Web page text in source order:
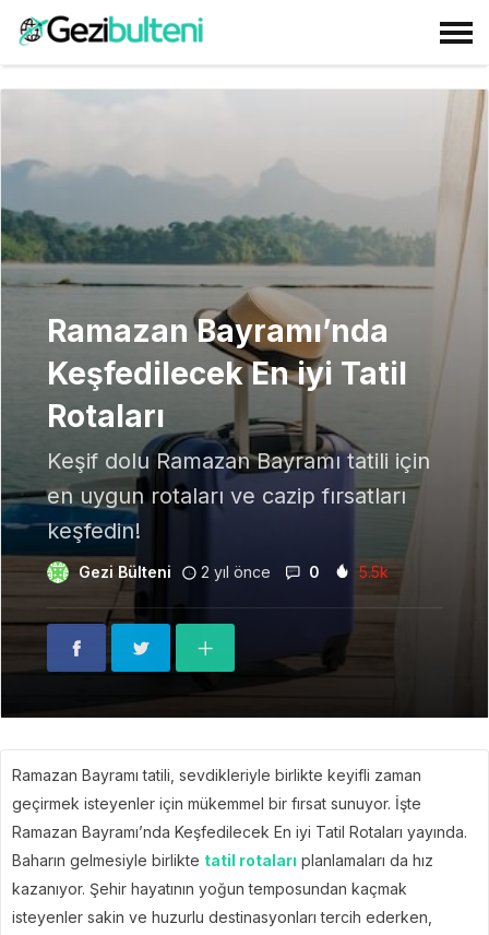
Ramazan Bayramı’nda
Keşfedilecek En iyi Tatil
Rotaları
Keşif dolu Ramazan Bayramı tatili için
en uygun rotaları ve cazip fırsatları
keşfedin!
Gezi Bülteni 2 yıl önce 0 5.5k
Ramazan Bayramı tatili, sevdikleriyle birlikte keyifli zaman
geçirmek isteyenler için mükemmel bir fırsat sunuyor. İşte
Ramazan Bayramı’nda Keşfedilecek En iyi Tatil Rotaları yayında.
Baharın gelmesiyle birlikte tatil rotaları planlamaları da hız
kazanıyor. Şehir hayatının yoğun temposundan kaçmak
isteyenler sakin ve huzurlu destinasyonları tercih ederken,